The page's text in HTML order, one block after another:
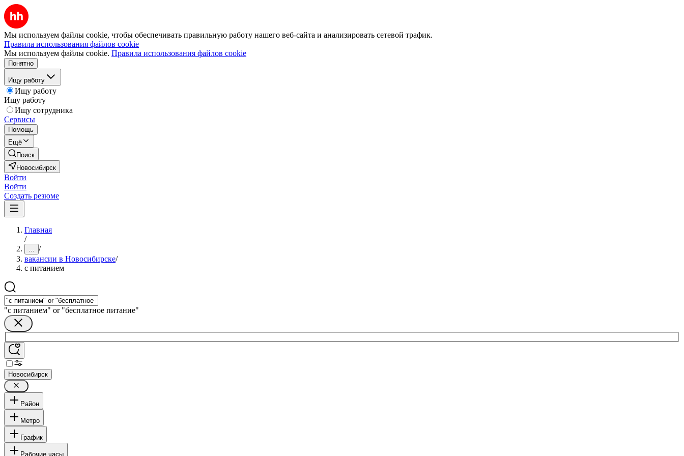
Мы используем файлы cookie, чтобы обеспечивать правильную работу нашего веб-сайта и анализировать сетевой трафик.
Правила использования файлов cookie
Мы используем файлы cookie. Правила использования файлов cookie
Понятно
Ищу работу
Ищу работу
Ищу работу
Ищу сотрудника
Сервисы
Помощь
Ещё
Поиск
Новосибирск
Войти
Войти
Создать резюме
Главная
/
... /
вакансии в Новосибирске/
с питанием
"с питанием" or "бесплатное питание"
Новосибирск
Район
Метро
График
Рабочие часы